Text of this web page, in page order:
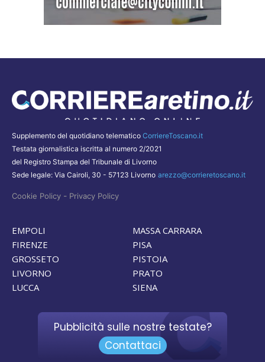
Supplemento del quotidiano telematico CorriereToscano.it
Testata giornalistica iscritta al numero 2/2021
del Registro Stampa del Tribunale di Livorno
Sede legale: Via Cairoli, 30 - 57123 Livorno arezzo@corrieretoscano.it
Cookie Policy - Privacy Policy
EMPOLI
FIRENZE
GROSSETO
LIVORNO
LUCCA
MASSA CARRARA
PISA
PISTOIA
PRATO
SIENA
Pubblicità sulle nostre testate?
Contattaci